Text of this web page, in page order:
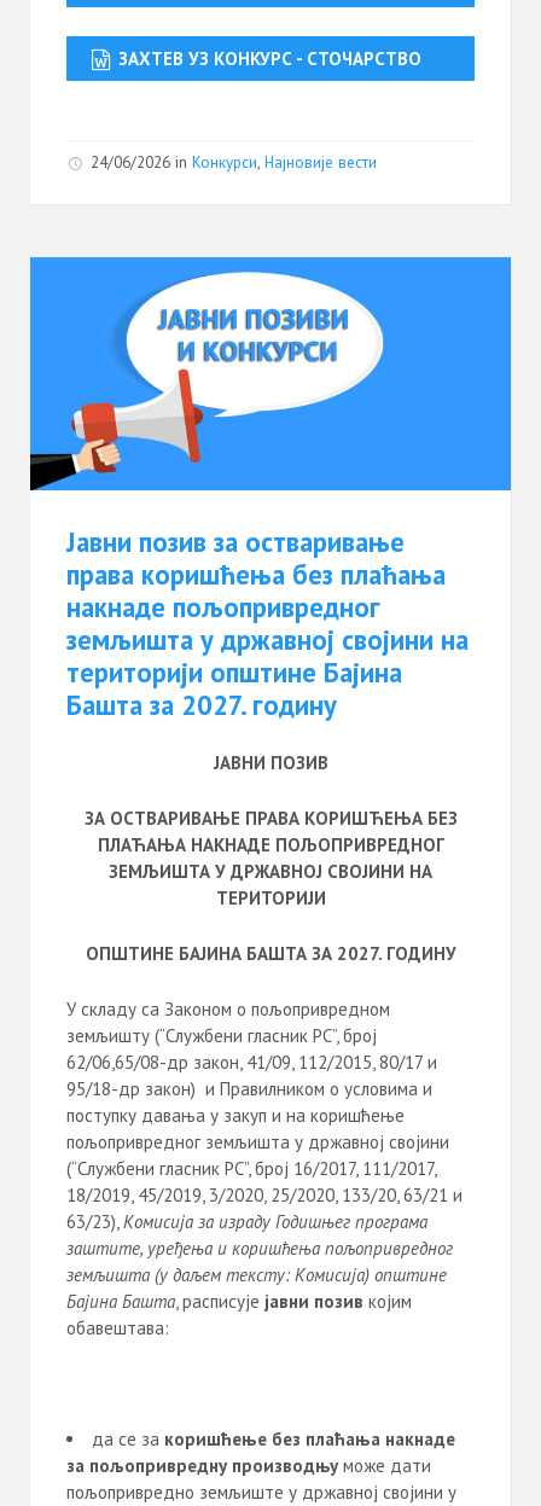
ЗАХТЕВ УЗ КОНКУРС - СТОЧАРСТВО
24/06/2026 in Конкурси, Најновије вести
Јавни позив за остваривање
права коришћења без плаћања
накнаде пољопривредног
земљишта у државној својини на
територији општине Бајина
Башта за 2027. годину
ЈАВНИ ПОЗИВ
ЗА ОСТВАРИВАЊЕ ПРАВА КОРИШЋЕЊА БЕЗ
ПЛАЋАЊА НАКНАДЕ ПОЉОПРИВРЕДНОГ
ЗЕМЉИШТА У ДРЖАВНОЈ СВОЈИНИ НА
ТЕРИТОРИЈИ
ОПШТИНЕ БАЈИНА БАШТА ЗА 2027. ГОДИНУ
У складу са Законом о пољопривредном
земљишту (“Службени гласник РС”, број
62/06,65/08-др закон, 41/09, 112/2015, 80/17 и
95/18-др закон) и Правилником о условима и
поступку давања у закуп и на коришћење
пољопривредног земљишта у државној својини
(“Службени гласник РС”, број 16/2017, 111/2017,
18/2019, 45/2019, 3/2020, 25/2020, 133/20, 63/21 и
63/23),Комисија за израду Годишњег програма
заштите, уређења и коришћења пољопривредног
земљишта (у даљем тексту: Комисија) општине
Бајина Башта, расписује јавни позив којим
обавештава:
да се за коришћење без плаћања накнаде
за пољопривредну производњу може дати
пољопривредно земљиште у државној својини у